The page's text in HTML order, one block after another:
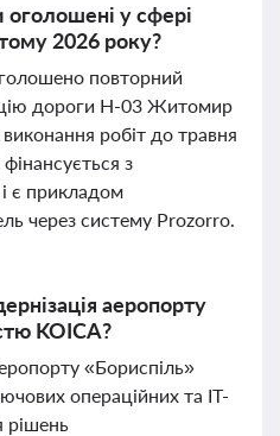
оголошені у сфері
2026 року?
повторний
дороги Н-03 Житомир
робіт до травня
з
є прикладом
через систему Prozorro.
аеропорту
KOICA?
«Бориспіль»
операційних та ІТ-
рішень